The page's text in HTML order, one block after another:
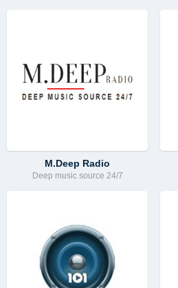
M.Deep Radio
Deep music source 24/7